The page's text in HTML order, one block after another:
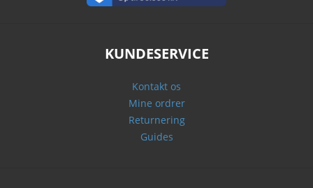
KUNDESERVICE
Kontakt os
Mine ordrer
Returnering
Guides